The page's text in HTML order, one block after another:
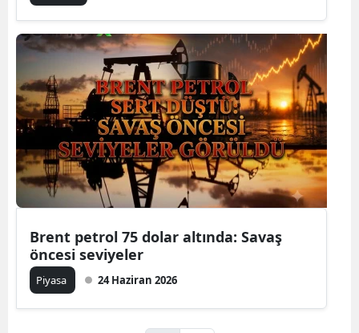
Brent petrol 75 dolar altında: Savaş
öncesi seviyeler
Piyasa 24 Haziran 2026